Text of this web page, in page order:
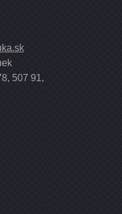
507 91,